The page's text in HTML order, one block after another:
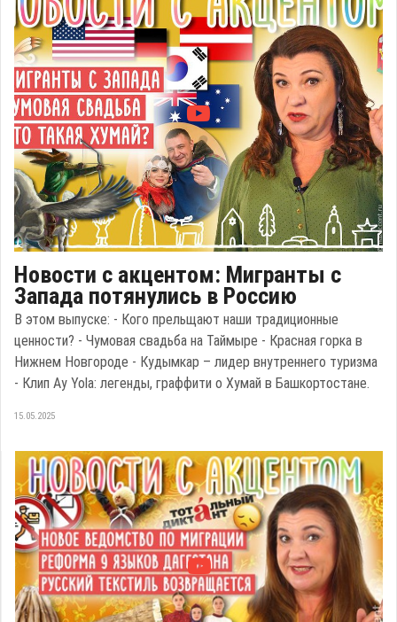
Новости с акцентом: Мигранты с
Запада потянулись в Россию
В этом выпуске: - Кого прельщают наши традиционные
ценности? - Чумовая свадьба на Таймыре - Красная горка в
Нижнем Новгороде - Кудымкар – лидер внутреннего туризма
- Клип Ay Yola: легенды, граффити о Хумай в Башкортостане.
15.05.2025